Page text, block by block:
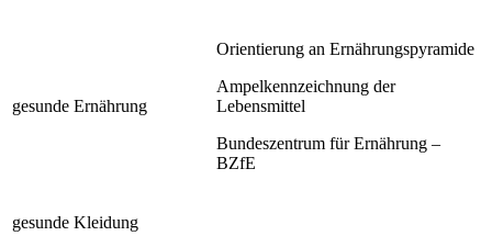
gesunde Ernährung
Orientierung an Ernährungspyramide
Ampelkennzeichnung der
Lebensmittel
Bundeszentrum für Ernährung –
BZfE
gesunde Kleidung